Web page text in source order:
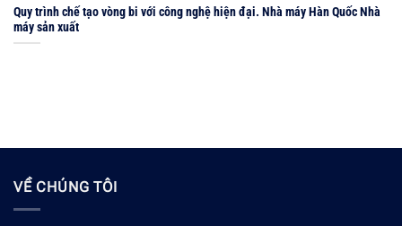
Quy trình chế tạo vòng bi với công nghệ hiện đại. Nhà máy Hàn Quốc Nhà
máy sản xuất
VỀ CHÚNG TÔI